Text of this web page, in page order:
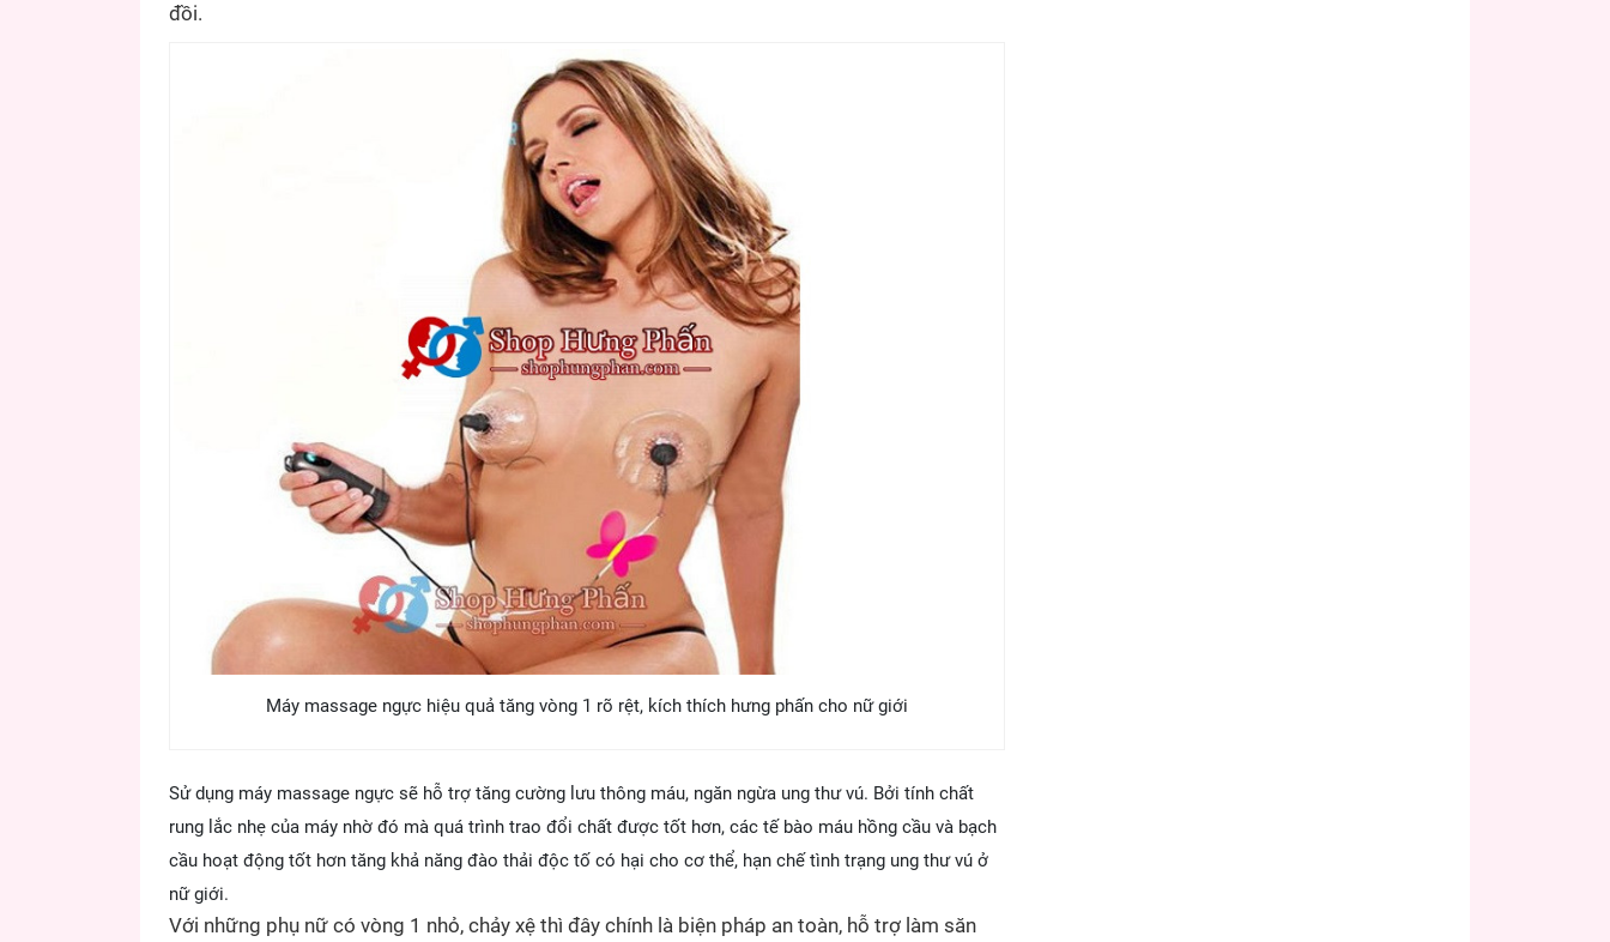
đồi.
Máy massage ngực hiệu quả tăng vòng 1 rõ rệt, kích thích hưng phấn cho nữ giới
Sử dụng máy massage ngực sẽ hỗ trợ tăng cường lưu thông máu, ngăn ngừa ung thư vú. Bởi tính chất
rung lắc nhẹ của máy nhờ đó mà quá trình trao đổi chất được tốt hơn, các tế bào máu hồng cầu và bạch
cầu hoạt động tốt hơn tăng khả năng đào thải độc tố có hại cho cơ thể, hạn chế tình trạng ung thư vú ở
nữ giới.
Với những phụ nữ có vòng 1 nhỏ, chảy xệ thì đây chính là biện pháp an toàn, hỗ trợ làm săn